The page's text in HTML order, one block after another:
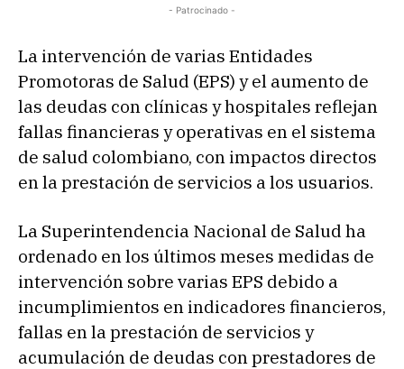
- Patrocinado -
La intervención de varias Entidades
Promotoras de Salud (EPS) y el aumento de
las deudas con clínicas y hospitales reflejan
fallas financieras y operativas en el sistema
de salud colombiano, con impactos directos
en la prestación de servicios a los usuarios.
La Superintendencia Nacional de Salud ha
ordenado en los últimos meses medidas de
intervención sobre varias EPS debido a
incumplimientos en indicadores financieros,
fallas en la prestación de servicios y
acumulación de deudas con prestadores de